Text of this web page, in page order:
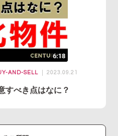
AND-SELL 2023.09.21
すべき点はなに？